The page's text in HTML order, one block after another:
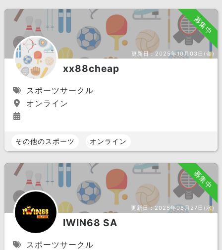
募集中
更新日：2025年10月03日(金)
xx88cheap
スポーツサークル
オンライン
その他のスポーツ オンライン
募集中
更新日：2025年08月27日(水)
IWIN68 SA
スポーツサークル